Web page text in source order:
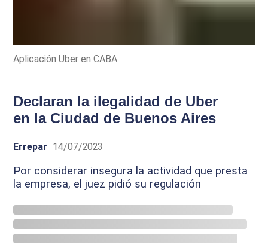
Aplicación Uber en CABA
Declaran la ilegalidad de Uber
en la Ciudad de Buenos Aires
Errepar 14/07/2023
Por considerar insegura la actividad que presta
la empresa, el juez pidió su regulación